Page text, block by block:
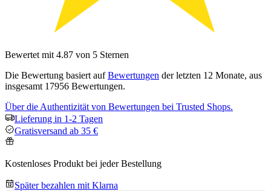
Bewertet mit 4.87 von 5 Sternen
Die Bewertung basiert aufBewertungen der letzten 12 Monate, aus
insgesamt 17956 Bewertungen.
Über die Authentizität von Bewertungen bei Trusted Shops.
Lieferung in 1-2 Tagen
Gratisversand ab 35 €
Kostenloses Produkt bei jeder Bestellung
Später bezahlen mit Klarna